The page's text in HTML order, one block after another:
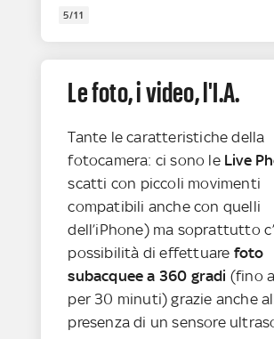
5/11
Le foto, i video, l'I.A.
Tante le caratteristiche della
fotocamera: ci sono le Live
scatti con piccoli movimenti
compatibili anche con quelli
dell’iPhone) ma soprattutto
possibilità di effettuare foto
subacquee a 360 gradi (fino
per 30 minuti) grazie anche
presenza di un sensore